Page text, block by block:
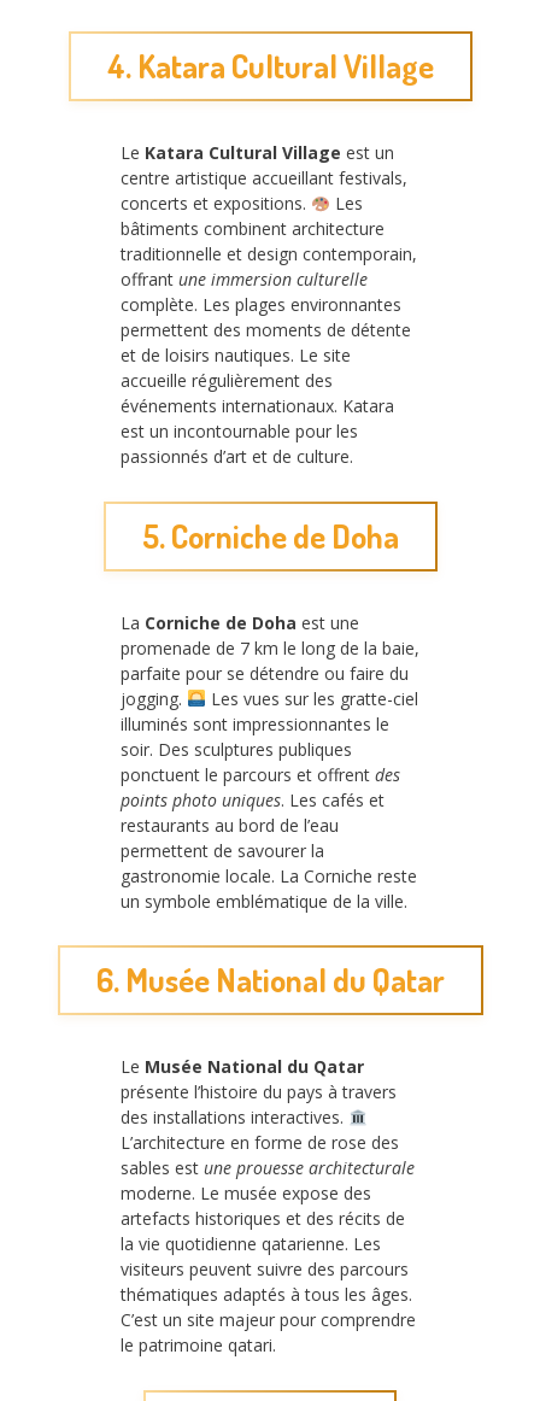
4. Katara Cultural Village
Le Katara Cultural Village est un
centre artistique accueillant festivals,
concerts et expositions.
Les
bâtiments combinent architecture
traditionnelle et design contemporain,
offrant une immersion culturelle
complète. Les plages environnantes
permettent des moments de détente
et de loisirs nautiques. Le site
accueille régulièrement des
événements internationaux. Katara
est un incontournable pour les
passionnés d’art et de culture.
5. Corniche de Doha
La Corniche de Doha est une
promenade de 7 km le long de la baie,
parfaite pour se détendre ou faire du
jogging.
Les vues sur les gratte-ciel
illuminés sont impressionnantes le
soir. Des sculptures publiques
ponctuent le parcours et offrent des
points photo uniques. Les cafés et
restaurants au bord de l’eau
permettent de savourer la
gastronomie locale. La Corniche reste
un symbole emblématique de la ville.
6. Musée National du Qatar
Le Musée National du Qatar
présente l’histoire du pays à travers
des installations interactives.
L’architecture en forme de rose des
sables est une prouesse architecturale
moderne. Le musée expose des
artefacts historiques et des récits de
la vie quotidienne qatarienne. Les
visiteurs peuvent suivre des parcours
thématiques adaptés à tous les âges.
C’est un site majeur pour comprendre
le patrimoine qatari.